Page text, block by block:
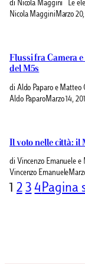
di Nicola Maggini Le
Nicola MagginiMarzo 20,
Flussi fra Camera
del M5s
di Aldo Paparo e Matteo
Aldo PaparoMarzo 14,
Il voto nelle città: il
di Vincenzo Emanuele e
Vincenzo Emanuele
1 2 3 4Pagina